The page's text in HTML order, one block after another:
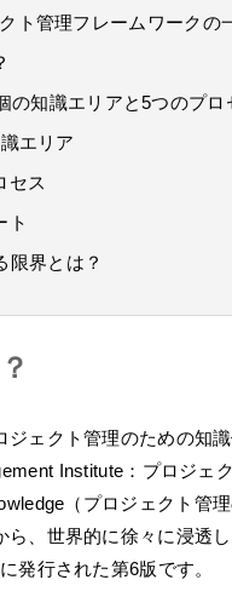
ト管理フレームワークの
の知識エリアと5つのプロ
エリア
セス
ト
限界とは？
ジェクト管理のための知
Institute：プロジェ
（プロジェクト管
、世界的に徐々に浸透
発行された第6版です。